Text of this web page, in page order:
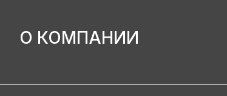
О КОМПАНИИ